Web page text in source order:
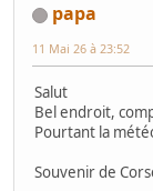
papa
11 Mai 26 à 23:52
Salut
Bel endroit,
Pourtant la
Souvenir de